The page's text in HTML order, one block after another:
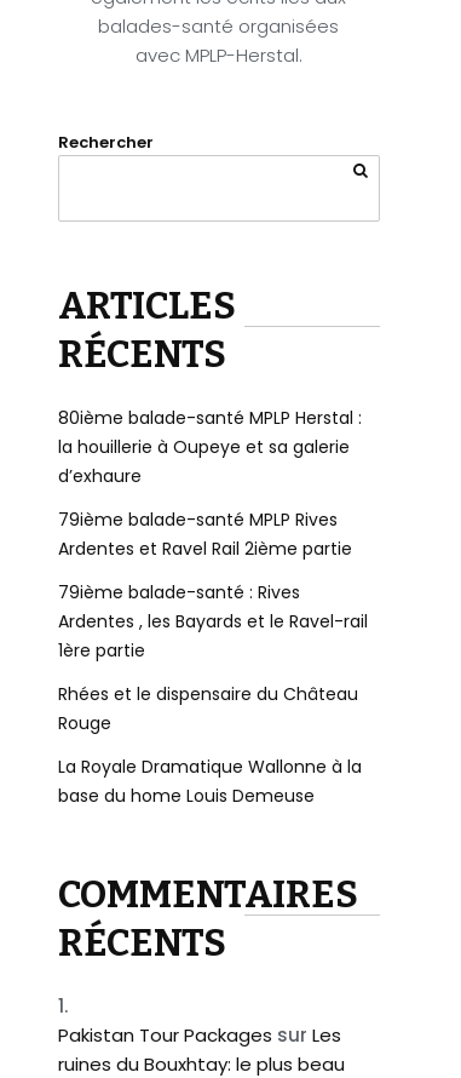
balades-santé organisées
avec MPLP-Herstal.
Rechercher
ARTICLES
RÉCENTS
80ième balade-santé MPLP Herstal :
la houillerie à Oupeye et sa galerie
d’exhaure
79ième balade-santé MPLP Rives
Ardentes et Ravel Rail 2ième partie
79ième balade-santé : Rives
Ardentes , les Bayards et le Ravel-rail
1ère partie
Rhées et le dispensaire du Château
Rouge
La Royale Dramatique Wallonne à la
base du home Louis Demeuse
COMMENTAIRES
RÉCENTS
Pakistan Tour Packages sur Les
ruines du Bouxhtay: le plus beau